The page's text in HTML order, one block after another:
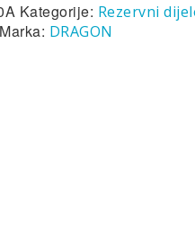
Kategorije: Rezervni
Marka: DRAGON